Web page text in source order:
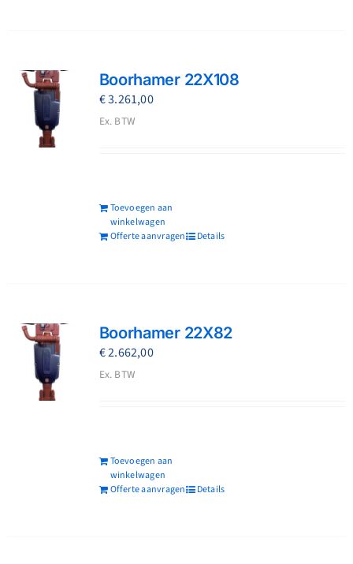
Boorhamer 22X108
€3.261,00
Ex. BTW
Toevoegen aan
winkelwagen
Offerte aanvragen
Details
Boorhamer 22X82
€2.662,00
Ex. BTW
Toevoegen aan
winkelwagen
Offerte aanvragen
Details